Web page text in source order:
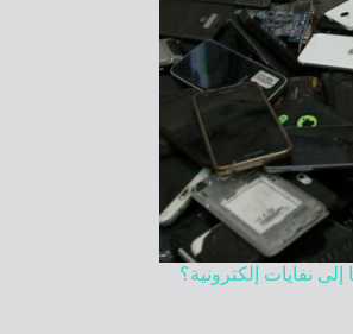
نفايات إلكترونية؟